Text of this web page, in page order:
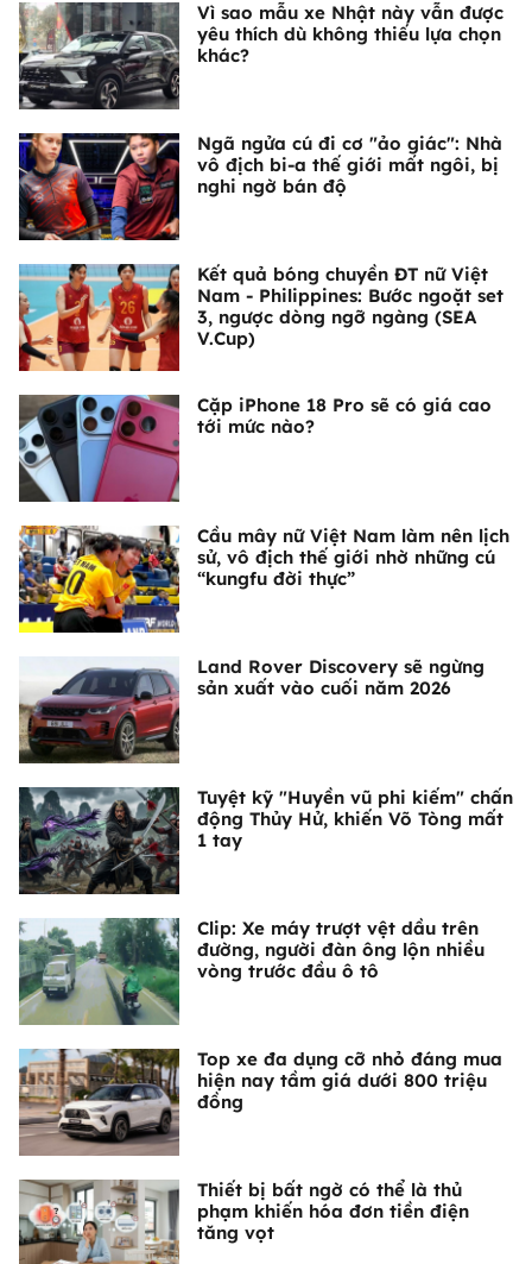
Vì sao mẫu xe Nhật này vẫn được
yêu thích dù không thiếu lựa chọn
khác?
Ngã ngửa cú đi cơ "ảo giác": Nhà
vô địch bi-a thế giới mất ngôi, bị
nghi ngờ bán độ
Kết quả bóng chuyền ĐT nữ Việt
Nam - Philippines: Bước ngoặt set
3, ngược dòng ngỡ ngàng (SEA
V.Cup)
Cặp iPhone 18 Pro sẽ có giá cao
tới mức nào?
Cầu mây nữ Việt Nam làm nên lịch
sử, vô địch thế giới nhờ những cú
“kungfu đời thực”
Land Rover Discovery sẽ ngừng
sản xuất vào cuối năm 2026
Tuyệt kỹ "Huyền vũ phi kiếm" chấn
động Thủy Hử, khiến Võ Tòng mất
1 tay
Clip: Xe máy trượt vệt dầu trên
đường, người đàn ông lộn nhiều
vòng trước đầu ô tô
Top xe đa dụng cỡ nhỏ đáng mua
hiện nay tầm giá dưới 800 triệu
đồng
Thiết bị bất ngờ có thể là thủ
phạm khiến hóa đơn tiền điện
tăng vọt